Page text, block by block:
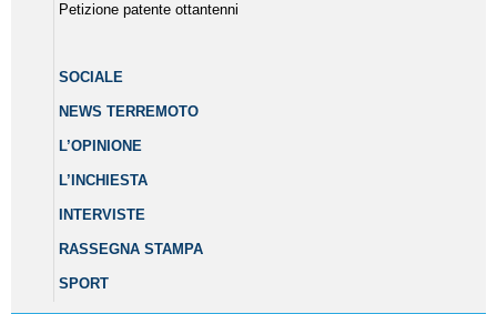
Petizione patente ottantenni
SOCIALE
NEWS TERREMOTO
L’OPINIONE
L’INCHIESTA
INTERVISTE
RASSEGNA STAMPA
SPORT